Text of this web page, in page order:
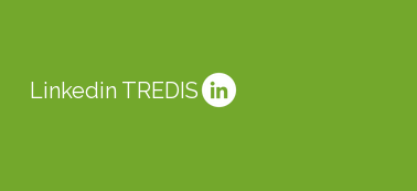
Linkedin TREDIS